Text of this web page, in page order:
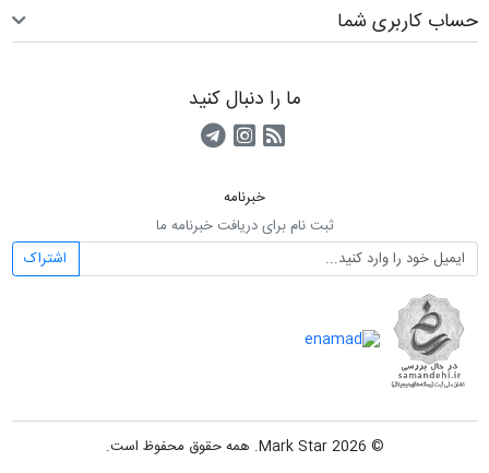
حساب کاربری شما
ما را دنبال کنید
RSSکانال آپارات
کانال تلگرام
خبرنامه
ثبت نام برای دریافت خبرنامه ما
اشتراک
© 2026 Mark Star. همه حقوق محفوظ است.